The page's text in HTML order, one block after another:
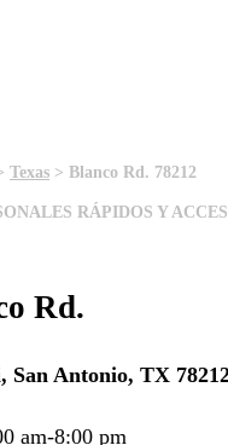
Texas > Blanco Rd. 78212
RÁPIDOS Y
Rd.
San Antonio, TX
am-8:00 pm